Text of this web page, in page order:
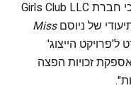
העמותה מסרה בדיווח האחרון שלה כי חברת Girls Club LLC
של ניוסםMiss
ל'פרויקט הייצוג'
שנים לצורך אספקת זכויות הפצה